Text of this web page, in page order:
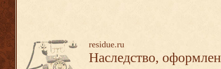
residue.ru
Наследство,